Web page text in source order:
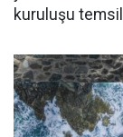
kuruluşu